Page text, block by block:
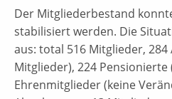
Der Mitgliederbestand
stabilisiert werden. Die
aus: total 516 Mitglieder, 284
Mitglieder), 224
Ehrenmitglieder (keine